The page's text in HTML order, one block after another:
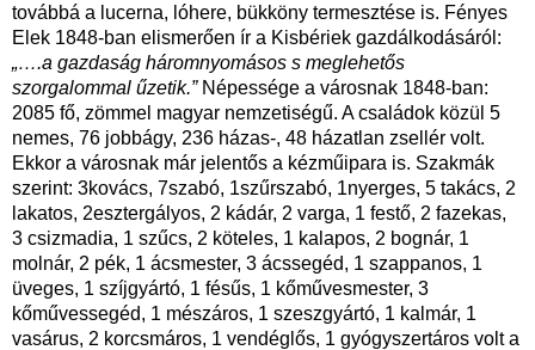
továbbá a lucerna, lóhere, bükköny termesztése is. Fényes
Elek 1848-ban elismerően ír a Kisbériek gazdálkodásáról:
„….a gazdaság háromnyomásos s meglehetős
szorgalommal űzetik.”Népessége a városnak 1848-ban:
2085 fő, zömmel magyar nemzetiségű. A családok közül 5
nemes, 76 jobbágy, 236 házas-, 48 házatlan zsellér volt.
Ekkor a városnak már jelentős a kézműipara is. Szakmák
szerint: 3kovács, 7szabó, 1szűrszabó, 1nyerges, 5 takács, 2
lakatos, 2esztergályos, 2 kádár, 2 varga, 1 festő, 2 fazekas,
3 csizmadia, 1 szűcs, 2 köteles, 1 kalapos, 2 bognár, 1
molnár, 2 pék, 1 ácsmester, 3 ácssegéd, 1 szappanos, 1
üveges, 1 szíjgyártó, 1 fésűs, 1 kőművesmester, 3
kőművessegéd, 1 mészáros, 1 szeszgyártó, 1 kalmár, 1
vasárus, 2 korcsmáros, 1 vendéglős, 1 gyógyszertáros volt a